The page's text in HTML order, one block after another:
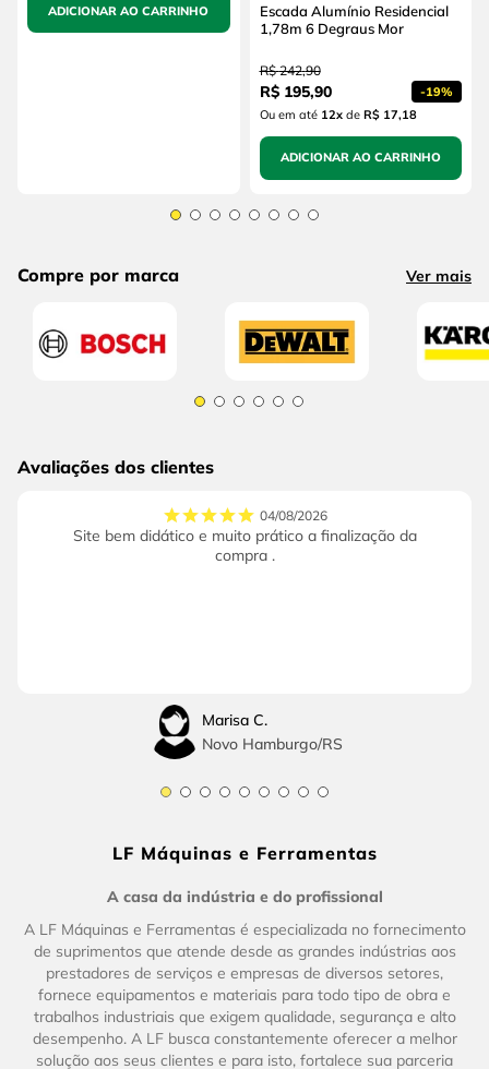
ADICIONAR AO CARRINHO
Escada Alumínio Residencial
1,78m 6 Degraus Mor
R$ 242,90
R$ 195,90 -19%
Ou em até 12xde R$ 17,18
ADICIONAR AO CARRINHO
Compre por marca Ver mais
Avaliações dos clientes
04/08/2026
Site bem didático e muito prático a finalização da
compra .
Marisa C.
Novo Hamburgo/RS
LF Máquinas e Ferramentas
A casa da indústria e do profissional
A LF Máquinas e Ferramentas é especializada no fornecimento
de suprimentos que atende desde as grandes indústrias aos
prestadores de serviços e empresas de diversos setores,
fornece equipamentos e materiais para todo tipo de obra e
trabalhos industriais que exigem qualidade, segurança e alto
desempenho. A LF busca constantemente oferecer a melhor
solução aos seus clientes e para isto, fortalece sua parceria